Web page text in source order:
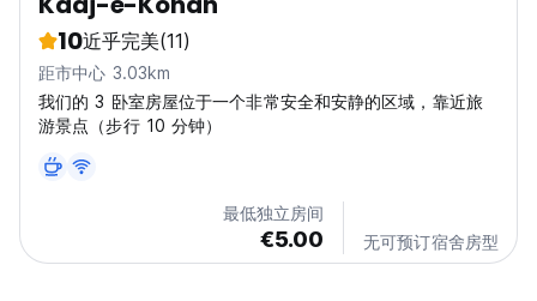
10近乎完美(11)
距市中心 3.03km
我们的 3 卧室房屋位于一个非常安全和安静的区域，靠近旅
游景点（步行 10 分钟）
最低独立房间
€5.00 无可预订宿舍房型